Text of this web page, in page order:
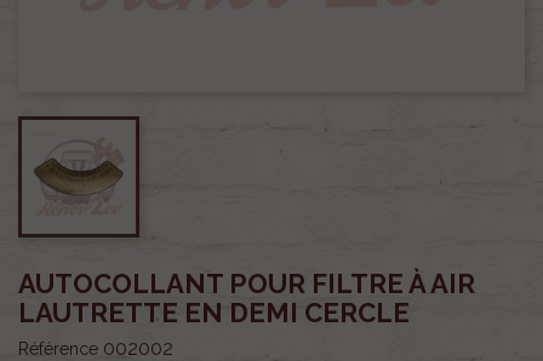
AUTOCOLLANT POUR FILTRE À AIR
LAUTRETTE EN DEMI CERCLE
Référence 002002